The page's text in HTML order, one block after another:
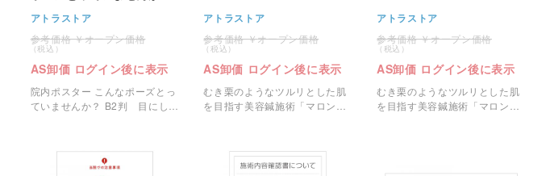
B2
アトラストア
オープン価格
AS卸価 ログイン後に表示
院内ポスター こんなポーズとっ
ていませんか？ B2判 目にしや
ょう。
アトラストア
オープン価格
AS卸価 ログイン後に表示
むき栗のようなツルリとした肌
を目指す美容鍼施術「マロン
アトラストア
オープン価格
AS卸価 ログイン後に表示
むき栗のようなツルリとした肌
を目指す美容鍼施術「マロン